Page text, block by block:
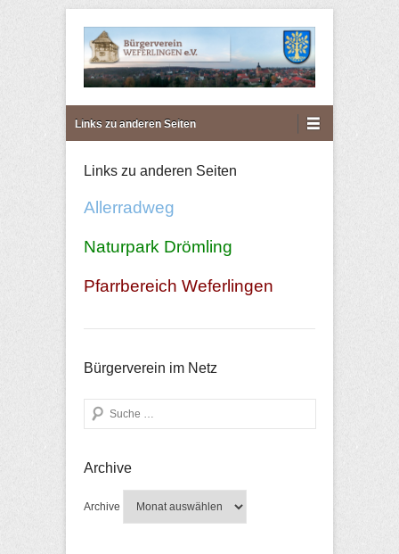
Bürgerverein Weferlingen
e.V.
Links zu anderen Seiten
Links zu anderen Seiten
Allerradweg
Naturpark Drömling
Pfarrbereich Weferlingen
Bürgerverein im Netz
Search
Archive
Archive